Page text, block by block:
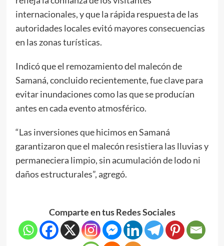
internacionales, y que la rápida respuesta de las
autoridades locales evitó mayores consecuencias
en las zonas turísticas.
Indicó que el remozamiento del malecón de
Samaná, concluido recientemente, fue clave para
evitar inundaciones como las que se producían
antes en cada evento atmosférico.
“Las inversiones que hicimos en Samaná
garantizaron que el malecón resistiera las lluvias y
permaneciera limpio, sin acumulación de lodo ni
daños estructurales”, agregó.
Comparte en tus Redes Sociales